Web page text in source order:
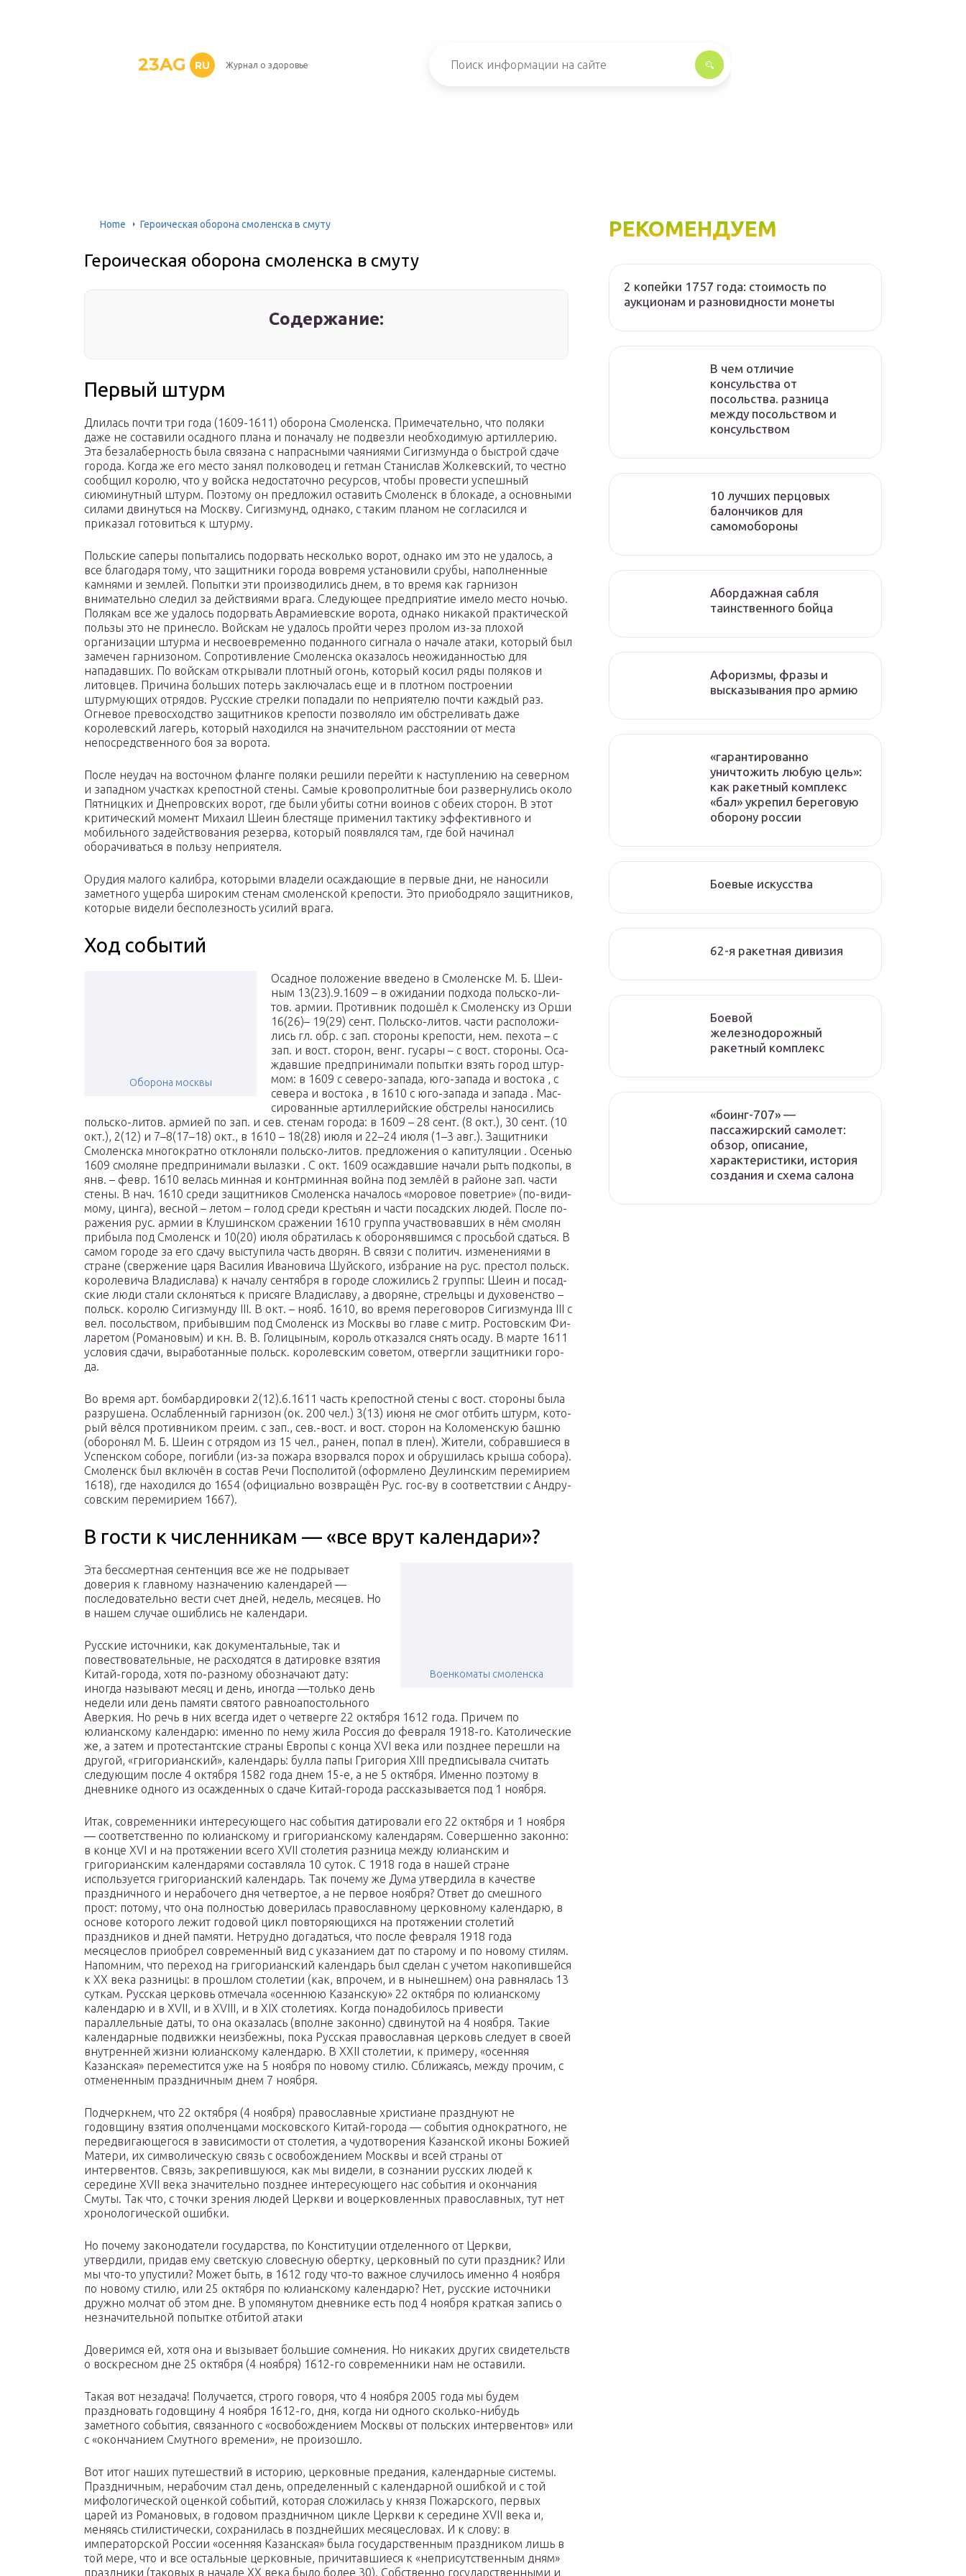
23AG RU Журнал о здоровье
Home Героическая оборона смоленска в смуту
Героическая оборона смоленска в смуту
Содержание:
Первый штурм
Длилась почти три года (1609-1611) оборона Смоленска. Примечательно, что поляки
даже не составили осадного плана и поначалу не подвезли необходимую артиллерию.
Эта безалаберность была связана с напрасными чаяниями Сигизмунда о быстрой сдаче
города. Когда же его место занял полководец и гетман Станислав Жолкевский, то честно
сообщил королю, что у войска недостаточно ресурсов, чтобы провести успешный
сиюминутный штурм. Поэтому он предложил оставить Смоленск в блокаде, а основными
силами двинуться на Москву. Сигизмунд, однако, с таким планом не согласился и
приказал готовиться к штурму.
Польские саперы попытались подорвать несколько ворот, однако им это не удалось, а
все благодаря тому, что защитники города вовремя установили срубы, наполненные
камнями и землей. Попытки эти производились днем, в то время как гарнизон
внимательно следил за действиями врага. Следующее предприятие имело место ночью.
Полякам все же удалось подорвать Аврамиевские ворота, однако никакой практической
пользы это не принесло. Войскам не удалось пройти через пролом из-за плохой
организации штурма и несвоевременно поданного сигнала о начале атаки, который был
замечен гарнизоном. Сопротивление Смоленска оказалось неожиданностью для
нападавших. По войскам открывали плотный огонь, который косил ряды поляков и
литовцев. Причина больших потерь заключалась еще и в плотном построении
штурмующих отрядов. Русские стрелки попадали по неприятелю почти каждый раз.
Огневое превосходство защитников крепости позволяло им обстреливать даже
королевский лагерь, который находился на значительном расстоянии от места
непосредственного боя за ворота.
После неудач на восточном фланге поляки решили перейти к наступлению на северном
и западном участках крепостной стены. Самые кровопролитные бои развернулись около
Пятницких и Днепровских ворот, где были убиты сотни воинов с обеих сторон. В этот
критический момент Михаил Шеин блестяще применил тактику эффективного и
мобильного задействования резерва, который появлялся там, где бой начинал
оборачиваться в пользу неприятеля.
Орудия малого калибра, которыми владели осаждающие в первые дни, не наносили
заметного ущерба широким стенам смоленской крепости. Это приободряло защитников,
которые видели бесполезность усилий врага.
Ход событий
Оборона москвы
Осад­ное по­ло­же­ние вве­де­но в Смо­лен­ске М. Б. Шеи­
ным 13(23).9.1609 – в ожи­да­нии под­хо­да поль­ско-ли­
тов. ар­мии. Про­тив­ник по­дошёл к Смо­лен­ску из Ор­ши
16(26)– 19(29) сент. Польско-литов. части рас­по­ло­жи­
лись гл. обр. с зап. сто­ро­ны кре­по­сти, нем. пе­хо­та – с
зап. и вост. сто­рон, венг. гу­са­ры – с вост. сто­ро­ны. Оса­
ж­дав­шие пред­при­ни­ма­ли по­пыт­ки взять го­род штур­
мом: в 1609 с се­ве­ро-за­па­да, юго-за­па­да и вос­то­ка , с
се­ве­ра и вос­то­ка , в 1610 с юго-за­па­да и за­па­да . Мас­
си­ро­ван­ные ар­тил­ле­рий­ские об­стре­лы на­но­си­лись
поль­ско-ли­тов. ар­ми­ей по зап. и сев. сте­нам го­ро­да: в 1609 – 28 сент. (8 окт.), 30 сент. (10
окт.), 2(12) и 7–8(17–18) окт., в 1610 – 18(28) ию­ля и 22–24 ию­ля (1–3 авг.). За­щит­ни­ки
Смо­лен­ска мно­го­крат­но от­кло­ня­ли поль­ско-ли­тов. пред­ло­же­ния о ка­пи­ту­ля­ции . Осе­нью
1609 смо­ляне пред­при­ни­ма­ли вы­лаз­ки . С окт. 1609 оса­ж­дав­шие на­ча­ли рыть под­ко­пы, в
янв. – февр. 1610 ве­лась мин­ная и контр­мин­ная вой­на под зем­лёй в рай­оне зап. час­ти
сте­ны. В нач. 1610 сре­ди за­щит­ни­ков Смо­лен­ска на­ча­лось «мо­ро­вое по­вет­рие» (по-ви­ди­
мо­му, цин­га), вес­ной – ле­том – го­лод сре­ди кре­сть­ян и час­ти по­сад­ских лю­дей. По­сле по­
ра­же­ния рус. ар­мии в Клу­шин­ском сра­же­нии 1610 груп­па уча­ст­во­вав­ших в нём смо­лян
при­бы­ла под Смо­ленск и 10(20) ию­ля об­ра­ти­лась к обо­ро­нявшим­ся с прось­бой сдать­ся. В
са­мом го­ро­де за его сда­чу вы­сту­пи­ла часть дво­рян. В свя­зи с по­ли­тич. из­ме­не­ния­ми в
стра­не (свер­же­ние ца­ря Ва­си­лия Ива­но­ви­ча Шуй­ско­го, из­бра­ние на рус. пре­стол польск.
коро­ле­ви­ча Вла­ди­сла­ва) к на­ча­лу сен­тяб­ря в го­ро­де сло­жи­лись 2 груп­пы: Ше­ин и по­сад­
ские лю­ди ста­ли скло­нять­ся к при­ся­ге Вла­ди­сла­ву, а дво­ря­не, стрель­цы и ду­хо­вен­ст­во –
польск. ко­ро­лю Сигиз­мун­ду III. В окт. – но­яб. 1610, во вре­мя пе­ре­го­во­ров Си­гиз­мун­да III с
вел. по­соль­ст­вом, при­быв­шим под Смо­ленск из Мо­ск­вы во гла­ве с митр. Рос­тов­ским Фи­
ла­ре­том (Ро­ма­но­вым) и кн. В. В. Го­ли­цы­ным, ко­роль от­ка­зал­ся снять оса­ду. В мар­те 1611
ус­ло­вия сда­чи, вы­ра­бо­тан­ные польск. ко­ро­лев­ским со­ве­том, от­верг­ли за­щит­ни­ки го­ро­
да.
Во вре­мя арт. бом­бар­ди­ров­ки 2(12).6.1611 часть кре­по­ст­ной сте­ны с вост. сто­ро­ны бы­ла
раз­ру­ше­на. Ос­лаб­лен­ный гар­ни­зон (ок. 200 чел.) 3(13) ию­ня не смог от­бить штурм, ко­то­
рый вёл­ся про­тив­ни­ком пре­им. с зап., сев.-вост. и вост. сто­рон на Ко­ло­мен­скую баш­ню
(обо­ро­нял М. Б. Ше­ин с от­ря­дом из 15 чел., ра­нен, по­пал в плен). Жи­те­ли, со­брав­шиеся в
Ус­пен­ском со­бо­ре, по­гиб­ли (из-за по­жа­ра взо­рвал­ся по­рох и об­ру­ши­лась кры­ша со­бо­ра).
Смо­ленск был вклю­чён в со­став Ре­чи По­спо­ли­той (оформ­ле­но Де­улин­ским пе­ре­ми­ри­ем
1618), где на­хо­дил­ся до 1654 (офи­ци­аль­но воз­вра­щён Рус. гос-ву в со­от­вет­ст­вии с Ан­д­ру­
сов­ским пе­ре­ми­ри­ем 1667).
В гости к численникам — «все врут календари»?
Военкоматы смоленска
Эта бессмертная сентенция все же не подрывает
доверия к главному назначению календарей —
последовательно вести счет дней, недель, месяцев. Но
в нашем случае ошиблись не календари.
Русские источники, как документальные, так и
повествовательные, не расходятся в датировке взятия
Китай-города, хотя по-разному обозначают дату:
иногда называют месяц и день, иногда —только день
недели или день памяти святого равноапостольного
Аверкия. Но речь в них всегда идет о четверге 22 октября 1612 года. Причем по
юлианскому календарю: именно по нему жила Россия до февраля 1918-го. Католические
же, а затем и протестантские страны Европы с конца XVI века или позднее перешли на
другой, «григорианский», календарь: булла папы Григория XIII предписывала считать
следующим после 4 октября 1582 года днем 15-е, а не 5 октября. Именно поэтому в
дневнике одного из осажденных о сдаче Китай-города рассказывается под 1 ноября.
Итак, современники интересующего нас события датировали его 22 октября и 1 ноября
— соответственно по юлианскому и григорианскому календарям. Совершенно законно:
в конце XVI и на протяжении всего XVII столетия разница между юлианским и
григорианским календарями составляла 10 суток. С 1918 года в нашей стране
используется григорианский календарь. Так почему же Дума утвердила в качестве
праздничного и нерабочего дня четвертое, а не первое ноября? Ответ до смешного
прост: потому, что она полностью доверилась православному церковному календарю, в
основе которого лежит годовой цикл повторяющихся на протяжении столетий
праздников и дней памяти. Нетрудно догадаться, что после февраля 1918 года
месяцеслов приобрел современный вид с указанием дат по старому и по новому стилям.
Напомним, что переход на григорианский календарь был сделан с учетом накопившейся
к XX века разницы: в прошлом столетии (как, впрочем, и в нынешнем) она равнялась 13
суткам. Русская церковь отмечала «осеннюю Казанскую» 22 октября по юлианскому
календарю и в XVII, и в XVIII, и в XIX столетиях. Когда понадобилось привести
параллельные даты, то она оказалась (вполне законно) сдвинутой на 4 ноября. Такие
календарные подвижки неизбежны, пока Русская православная церковь следует в своей
внутренней жизни юлианскому календарю. В XXII столетии, к примеру, «осенняя
Казанская» переместится уже на 5 ноября по новому стилю. Сближаясь, между прочим, с
отмененным праздничным днем 7 ноября.
Подчеркнем, что 22 октября (4 ноября) православные христиане празднуют не
годовщину взятия ополченцами московского Китай-города — события однократного, не
передвигающегося в зависимости от столетия, а чудотворения Казанской иконы Божией
Матери, их символическую связь с освобождением Москвы и всей страны от
интервентов. Связь, закрепившуюся, как мы видели, в сознании русских людей к
середине XVII века значительно позднее интересующего нас события и окончания
Смуты. Так что, с точки зрения людей Церкви и воцерковленных православных, тут нет
хронологической ошибки.
Но почему законодатели государства, по Конституции отделенного от Церкви,
утвердили, придав ему светскую словесную обертку, церковный по сути праздник? Или
мы что-то упустили? Может быть, в 1612 году что-то важное случилось именно 4 ноября
по новому стилю, или 25 октября по юлианскому календарю? Нет, русские источники
дружно молчат об этом дне. В упомянутом дневнике есть под 4 ноября краткая запись о
незначительной попытке отбитой атаки
Доверимся ей, хотя она и вызывает большие сомнения. Но никаких других свидетельств
о воскресном дне 25 октября (4 ноября) 1612-го современники нам не оставили.
Такая вот незадача! Получается, строго говоря, что 4 ноября 2005 года мы будем
праздновать годовщину 4 ноября 1612-го, дня, когда ни одного сколько-нибудь
заметного события, связанного с «освобождением Москвы от польских интервентов» или
с «окончанием Смутного времени», не произошло.
Вот итог наших путешествий в историю, церковные предания, календарные системы.
Праздничным, нерабочим стал день, определенный с календарной ошибкой и с той
мифологической оценкой событий, которая сложилась у князя Пожарского, первых
царей из Романовых, в годовом праздничном цикле Церкви к середине XVII века и,
меняясь стилистически, сохранилась в позднейших месяцесловах. И к слову: в
императорской России «осенняя Казанская» была государственным праздником лишь в
той мере, что и все остальные церковные, причитавшиеся к «неприсутственным дням»
праздники (таковых в начале XX века было более 30). Собственно государственными и
РЕКОМЕНДУЕМ
2 копейки 1757 года: стоимость по
аукционам и разновидности монеты
В чем отличие
консульства от
посольства. разница
между посольством и
консульством
10 лучших перцовых
балончиков для
самомобороны
Абордажная сабля
таинственного бойца
Афоризмы, фразы и
высказывания про армию
«гарантированно
уничтожить любую цель»:
как ракетный комплекс
«бал» укрепил береговую
оборону россии
Боевые искусства
62-я ракетная дивизия
Боевой
железнодорожный
ракетный комплекс
«боинг-707» —
пассажирский самолет:
обзор, описание,
характеристики, история
создания и схема салона